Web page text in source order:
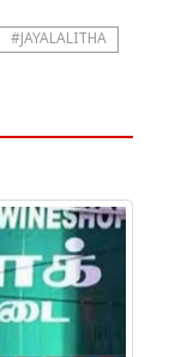
#JAYALALITHA